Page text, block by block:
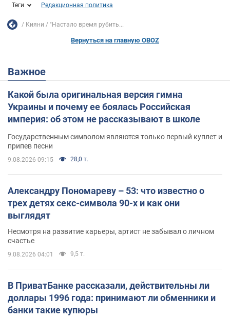
Теги Редакционная политика
Кияни "Настало время рубить...
Вернуться на главную OBOZ
Важное
Какой была оригинальная версия гимна
Украины и почему ее боялась Российская
империя: об этом не рассказывают в школе
Государственным символом являются только первый куплет и
припев песни
9.08.2026 09:15 28,0 т.
Александру Пономареву – 53: что известно о
трех детях секс-символа 90-х и как они
выглядят
Несмотря на развитие карьеры, артист не забывал о личном
счастье
9.08.2026 04:01 9,5 т.
В ПриватБанке рассказали, действительны ли
доллары 1996 года: принимают ли обменники и
банки такие купюры